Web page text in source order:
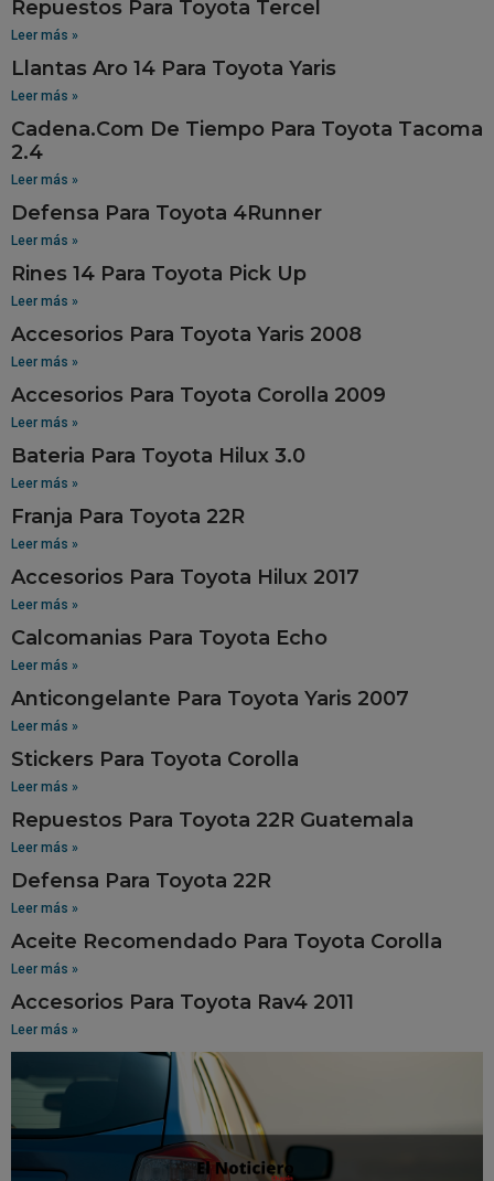
Repuestos Para Toyota Tercel
Leer más »
Llantas Aro 14 Para Toyota Yaris
Leer más »
Cadena.Com De Tiempo Para Toyota Tacoma
2.4
Leer más »
Defensa Para Toyota 4Runner
Leer más »
Rines 14 Para Toyota Pick Up
Leer más »
Accesorios Para Toyota Yaris 2008
Leer más »
Accesorios Para Toyota Corolla 2009
Leer más »
Bateria Para Toyota Hilux 3.0
Leer más »
Franja Para Toyota 22R
Leer más »
Accesorios Para Toyota Hilux 2017
Leer más »
Calcomanias Para Toyota Echo
Leer más »
Anticongelante Para Toyota Yaris 2007
Leer más »
Stickers Para Toyota Corolla
Leer más »
Repuestos Para Toyota 22R Guatemala
Leer más »
Defensa Para Toyota 22R
Leer más »
Aceite Recomendado Para Toyota Corolla
Leer más »
Accesorios Para Toyota Rav4 2011
Leer más »